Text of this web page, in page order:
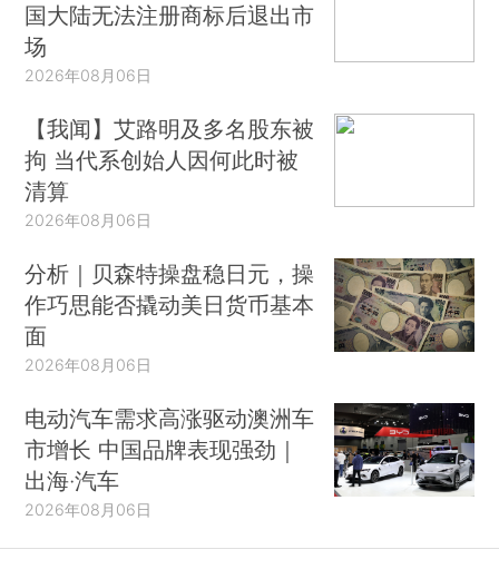
国大陆无法注册商标后退出市
场
2026年08月06日
【我闻】艾路明及多名股东被
拘 当代系创始人因何此时被
清算
2026年08月06日
分析｜贝森特操盘稳日元，操
作巧思能否撬动美日货币基本
面
2026年08月06日
电动汽车需求高涨驱动澳洲车
市增长 中国品牌表现强劲｜
出海·汽车
2026年08月06日